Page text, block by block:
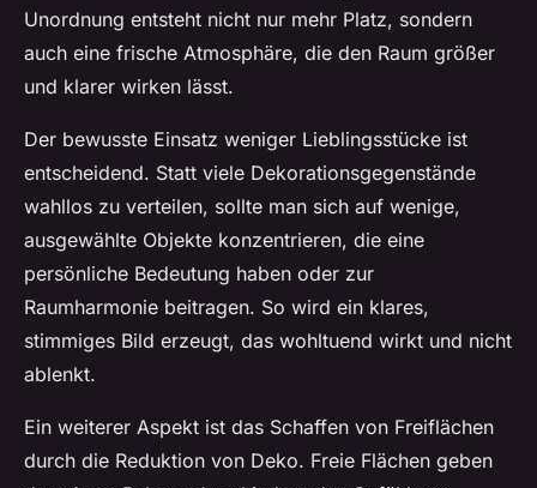
Unordnung entsteht nicht nur mehr Platz, sondern
auch eine frische Atmosphäre, die den Raum größer
und klarer wirken lässt.
Der bewusste Einsatz weniger Lieblingsstücke ist
entscheidend. Statt viele Dekorationsgegenstände
wahllos zu verteilen, sollte man sich auf wenige,
ausgewählte Objekte konzentrieren, die eine
persönliche Bedeutung haben oder zur
Raumharmonie beitragen. So wird ein klares,
stimmiges Bild erzeugt, das wohltuend wirkt und nicht
ablenkt.
Ein weiterer Aspekt ist das Schaffen von Freiflächen
durch die Reduktion von Deko. Freie Flächen geben